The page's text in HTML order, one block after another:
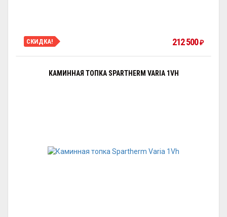
СКИДКА! 212 500₽
КАМИННАЯ ТОПКА SPARTHERM VARIA 1VH